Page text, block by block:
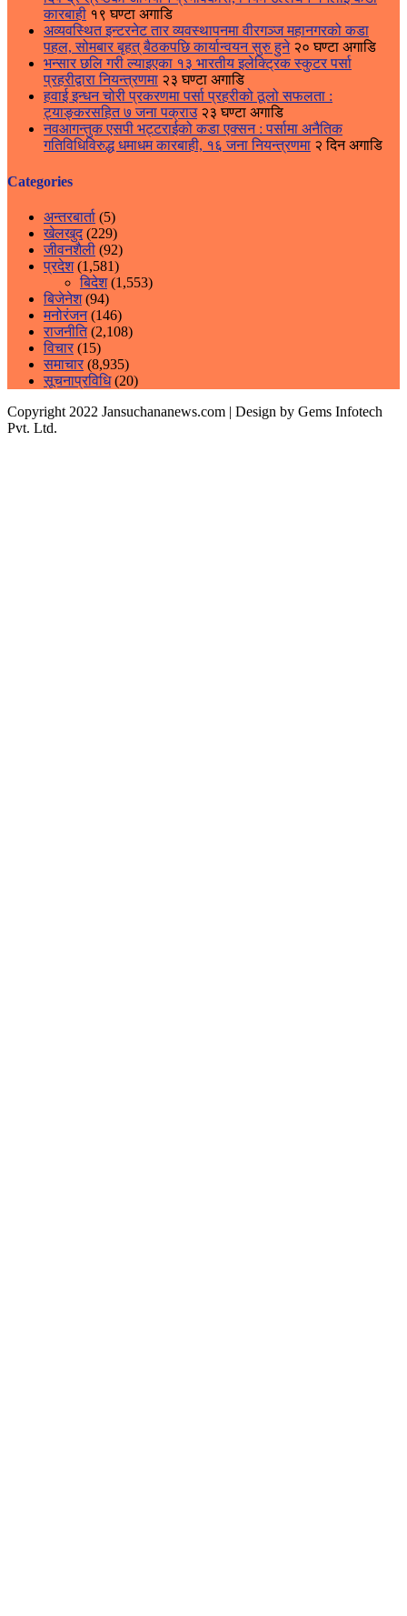
कारबाही १९ घण्टा अगाडि
अव्यवस्थित इन्टरनेट तार व्यवस्थापनमा वीरगञ्ज महानगरको कडा
पहल, सोमबार बृहत् बैठकपछि कार्यान्वयन सुरु हुने २० घण्टा अगाडि
भन्सार छलि गरी ल्याइएका १३ भारतीय इलेक्ट्रिक स्कुटर पर्सा
प्रहरीद्वारा नियन्त्रणमा २३ घण्टा अगाडि
हवाई इन्धन चोरी प्रकरणमा पर्सा प्रहरीको ठूलो सफलता :
ट्याङ्करसहित ७ जना पक्राउ २३ घण्टा अगाडि
नवआगन्तुक एसपी भट्टराईको कडा एक्सन : पर्सामा अनैतिक
गतिविधिविरुद्ध धमाधम कारबाही, १६ जना नियन्त्रणमा २ दिन अगाडि
Categories
अन्तरबार्ता (5)
खेलखुद(229)
जीवनशैली (92)
प्रदेश(1,581)
बिदेश(1,553)
बिजेनेश(94)
मनोरंजन(146)
राजनीति(2,108)
विचार(15)
समाचार(8,935)
सूचनाप्रविधि(20)
Copyright 2022 Jansuchananews.com | Design by Gems Infotech
Pvt. Ltd.